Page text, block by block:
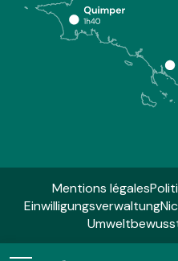
Mentions légales
Einwilligungsverwaltung